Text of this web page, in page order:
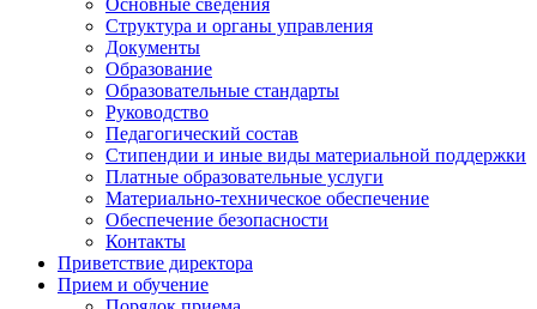
Структура и органы управления
Документы
Образование
Образовательные стандарты
Руководство
Педагогический состав
Стипендии и иные виды материальной поддержки
Платные образовательные услуги
Материально-техническое обеспечение
Обеспечение безопасности
Контакты
Приветствие директора
Прием и обучение